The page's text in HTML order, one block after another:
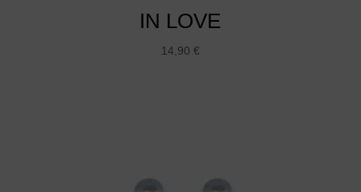
IN LOVE
14,90 €